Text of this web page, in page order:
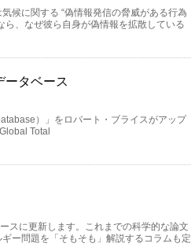
候に関する “偽情報発信の脅威がある行為
、なぜ彼ら自身が偽情報を拡散している
ータベース
）」をロバート・ブライスがアップ
Total
スに更新します。これまでの科学的な論文
ー問題を「そもそも」解説するコラムも定